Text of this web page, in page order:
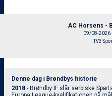
AC Horsens -
09/08-2026
TV3
Denne dag i Brøndbys historie
2018 - Brøndby IF slår serbiske